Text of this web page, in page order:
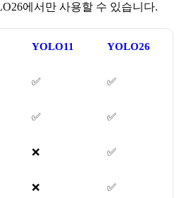
에서만 사용할 수 있습니다.
YOLO11 YOLO26
✅ ✅
✅ ✅
❌ ✅
❌ ✅